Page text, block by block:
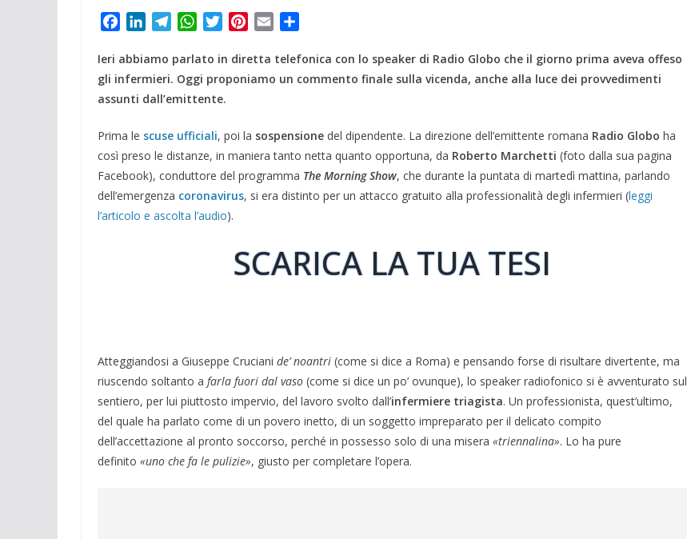
c
e
b
o
k
n
k
e
I
n
l
e
g
a
m
W
a
t
s
p
p
i
t
t
r
n
t
e
s
t
a
i
n
d
i
d
Ieri abbiamo parlato in diretta telefonica con lo speaker di Radio Globo che il giorno prima aveva offeso
gli infermieri. Oggi proponiamo un commento finale sulla vicenda, anche alla luce dei provvedimenti
assunti dall’emittente.
Prima le scuse ufficiali, poi la sospensione del dipendente. La direzione dell’emittente romana Radio Globo ha
così preso le distanze, in maniera tanto netta quanto opportuna, da Roberto Marchetti (foto dalla sua pagina
Facebook), conduttore del programma The Morning Show, che durante la puntata di martedì mattina, parlando
dell’emergenza coronavirus, si era distinto per un attacco gratuito alla professionalità degli infermieri (leggi
l’articolo e ascolta l’audio).
SCARICA LA TUA TESI
Atteggiandosi a Giuseppe Cruciani de’ noantri (come si dice a Roma) e pensando forse di risultare divertente, ma
riuscendo soltanto a farla fuori dal vaso (come si dice un po’ ovunque), lo speaker radiofonico si è avventurato sul
sentiero, per lui piuttosto impervio, del lavoro svolto dall’infermiere triagista. Un professionista, quest’ultimo,
del quale ha parlato come di un povero inetto, di un soggetto impreparato per il delicato compito
dell’accettazione al pronto soccorso, perché in possesso solo di una misera «triennalina». Lo ha pure
definito «uno che fa le pulizie», giusto per completare l’opera.